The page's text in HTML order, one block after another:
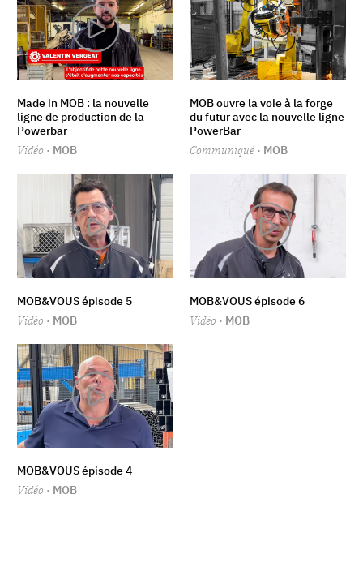
Made in MOB : la nouvelle
ligne de production de la
Powerbar
Vidéo · MOB
MOB ouvre la voie à la forge
du futur avec la nouvelle ligne
PowerBar
Communiqué · MOB
MOB&VOUS épisode 5
Vidéo · MOB
MOB&VOUS épisode 6
Vidéo · MOB
MOB&VOUS épisode 4
Vidéo · MOB